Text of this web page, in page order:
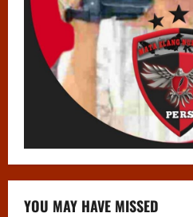
YOU MAY HAVE MISSED